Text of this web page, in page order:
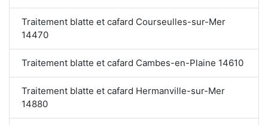
Traitement blatte et cafard Courseulles-sur-Mer
14470
Traitement blatte et cafard Cambes-en-Plaine 14610
Traitement blatte et cafard Hermanville-sur-Mer
14880